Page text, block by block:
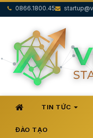
0866.1800.45
TIN TỨC
ĐÀO TẠO